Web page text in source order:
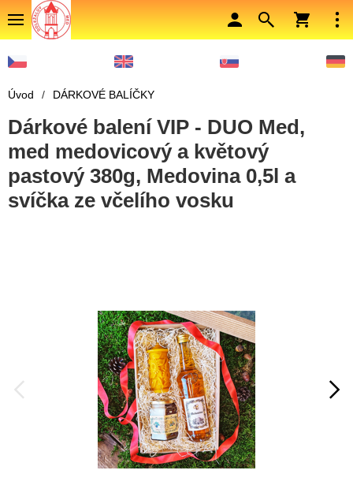
Úvod / DÁRKOVÉ BALÍČKY
Dárkové balení VIP - DUO Med,
med medovicový a květový
pastový 380g, Medovina 0,5l a
svíčka ze včelího vosku